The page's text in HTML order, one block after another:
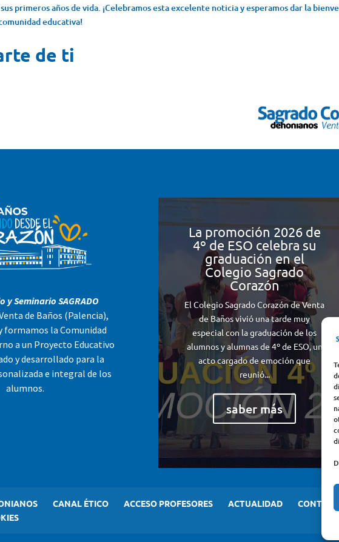
primeros años de vida. ¡Celebramos esta excelente noticia y esperamos dar la
educativa!
de ti
y Seminario SAGRADO
de Baños (Palencia),
formamos la Comunidad
a un Proyecto Educativo
y desarrollado para la
e integral de los
alumnos.
La promoción 2026 de
4º de ESO celebra su
graduación en el
Colegio Sagrado
Corazón
El Colegio Sagrado Corazón de Venta
de Baños vivió una tarde muy
especial con la graduación de los
alumnos y alumnas de 4º de ESO, un
acto cargado de emoción que
reunió...
saber más
CANAL ÉTICO ACCESO PROFESORES ACTUALIDAD